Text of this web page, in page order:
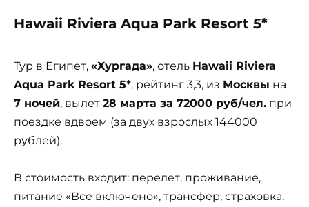
Hawaii Riviera Aqua Park Resort 5*
Тур в Египет, «Хургада», отель Hawaii Riviera
Aqua Park Resort 5*, рейтинг 3,3, из Москвы на
7 ночей, вылет 28 марта за 72000 руб/чел. при
поездке вдвоем (за двух взрослых 144000
рублей).
В стоимость входит: перелет, проживание,
питание «Всё включено», трансфер, страховка.